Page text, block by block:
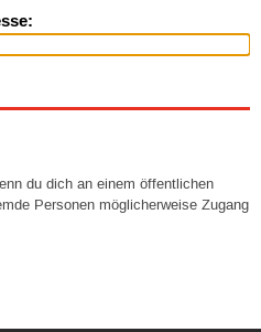
du dich an einem öffentlichen
Personen möglicherweise Zugang